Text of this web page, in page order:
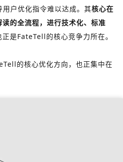
户优化指令难以达成。其核心在
的全流程，进行技术化、标准
正是FateTell的核心竞争力所在。
的核心优化方向，也正集中在